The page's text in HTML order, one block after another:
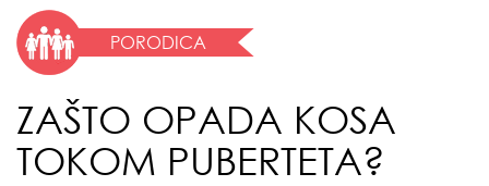
PORODICA
ZAŠTO OPADA KOSA
TOKOM PUBERTETA?